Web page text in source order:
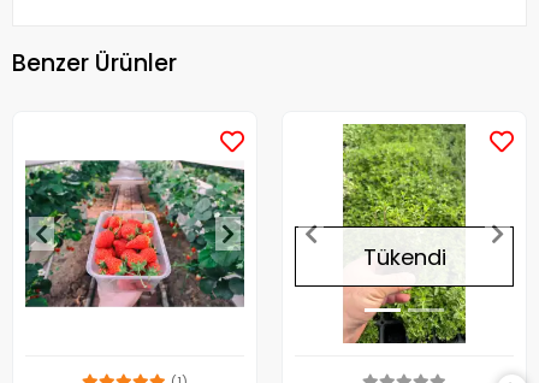
Benzer Ürünler
Tükendi